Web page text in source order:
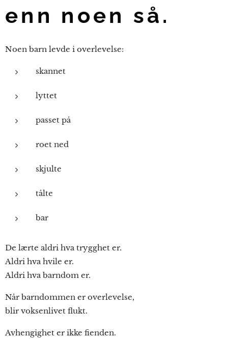
enn noen så.
Noen barn levde i overlevelse:
skannet
lyttet
passet på
roet ned
skjulte
tålte
bar
De lærte aldri hva trygghet er.
Aldri hva hvile er.
Aldri hva barndom er.
Når barndommen er overlevelse,
blir voksenlivet flukt.
Avhengighet er ikke fienden.